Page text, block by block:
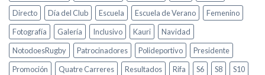
Directo
Día del Club Escuela Escuela de Verano
Femenino
Fotografía
Galería Inclusivo Kauri
Navidad
NotodoesRugby
Patrocinadores Polideportivo
Presidente
Promoción
Quatre Carreres Resultados Rifa S6 S8
S10